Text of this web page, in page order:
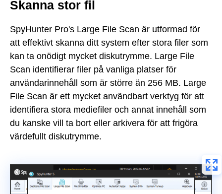
Skanna stor fil
SpyHunter Pro's Large File Scan är utformad för
att effektivt skanna ditt system efter stora filer som
kan ta onödigt mycket diskutrymme. Large File
Scan identifierar filer på vanliga platser för
användarinnehåll som är större än 256 MB. Large
File Scan är ett mycket användbart verktyg för att
identifiera stora mediefiler och annat innehåll som
du kanske vill ta bort eller arkivera för att frigöra
värdefullt diskutrymme.